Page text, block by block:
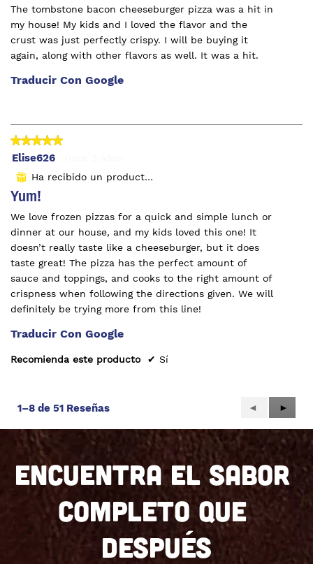
estrellas.
The tombstone bacon cheeseburger pizza was a hit in
my house! My kids and I loved the flavor and the
crust was just perfectly crispy. I will be buying it
again, along with other flavors as well. It was a hit.
Traducir Con Google
★★★★★
★★★★★
5
estrellas.
Elise626
⊞ Ha recibido un producto gratuito
Yum!
We love frozen pizzas for a quick and simple lunch or
dinner at our house, and my kids loved this one! It
doesn’t really taste like a cheeseburger, but it does
taste great! The pizza has the perfect amount of
sauce and toppings, and cooks to the right amount of
crispness when following the directions given. We will
definitely be trying more from this line!
Traducir Con Google
Recomienda este producto ✔ Sí
1–8 de 51 Reseñas
Anterior
Reviews
◄ ►
ENCUENTRA EL SABOR
COMPLETO QUE
DESPUÉS